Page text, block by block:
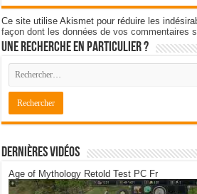
Ce site utilise Akismet pour réduire les
façon dont les données de vos commentaires
Une recherche en particulier ?
Dernières Vidéos
Age of Mythology Retold Test PC Fr